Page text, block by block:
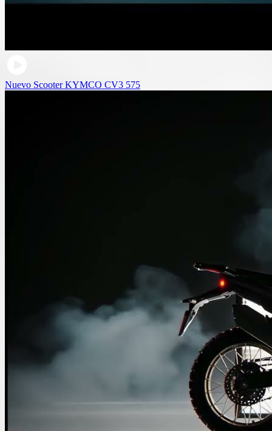
Nuevo Scooter KYMCO CV3 575